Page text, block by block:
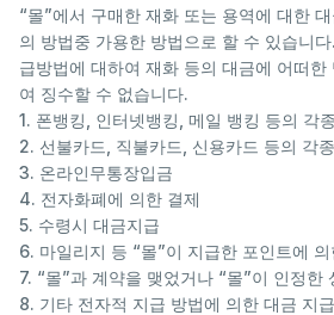
“몰”에서 구매한 재화 또는 용역에 대한
의 방법중 가용한 방법으로 할 수 있습니
급방법에 대하여 재화 등의 대금에 어떠
여 징수할 수 없습니다.
1. 폰뱅킹, 인터넷뱅킹, 메일 뱅킹 등의 각
2. 선불카드, 직불카드, 신용카드 등의 각
3. 온라인무통장입금
4. 전자화폐에 의한 결제
5. 수령시 대금지급
6. 마일리지 등 “몰”이 지급한 포인트에 의
7. “몰”과 계약을 맺었거나 “몰”이 인정한
8. 기타 전자적 지급 방법에 의한 대금 지